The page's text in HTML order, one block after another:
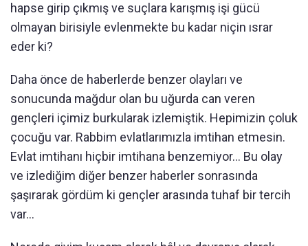
hapse girip çıkmış ve suçlara karışmış işi gücü
olmayan birisiyle evlenmekte bu kadar niçin ısrar
eder ki?
Daha önce de haberlerde benzer olayları ve
sonucunda mağdur olan bu uğurda can veren
gençleri içimiz burkularak izlemiştik. Hepimizin çoluk
çocuğu var. Rabbim evlatlarımızla imtihan etmesin.
Evlat imtihanı hiçbir imtihana benzemiyor... Bu olay
ve izlediğim diğer benzer haberler sonrasında
şaşırarak gördüm ki gençler arasında tuhaf bir tercih
var...